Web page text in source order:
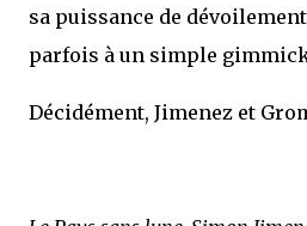
sa puissance de
parfois à un simple
Décidément, Jimenez et